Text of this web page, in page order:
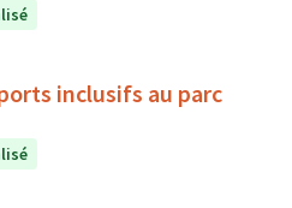
inclusifs au parc